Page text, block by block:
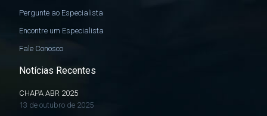
Pergunte ao Especialista
Encontre um Especialista
Fale Conosco
Notícias Recentes
CHAPA ABR 2025
13 de outubro de 2025